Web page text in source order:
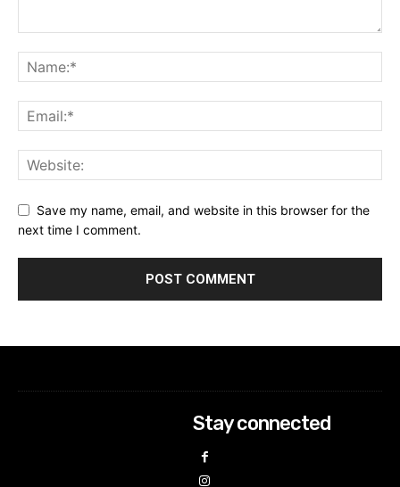
Save my name, email, and website in this browser for the
next time I comment.
Stay connected